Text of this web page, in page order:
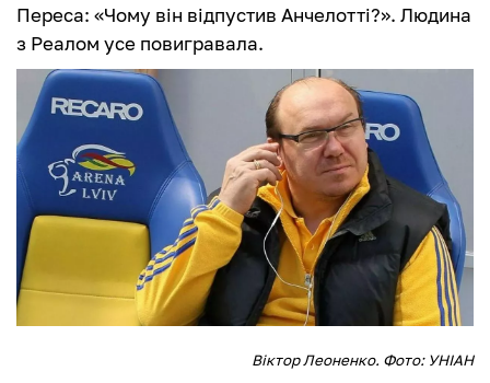
Переса: «Чому він відпустив Анчелотті?». Людина
з Реалом усе повигравала.
Віктор Леоненко. Фото: УНІАН